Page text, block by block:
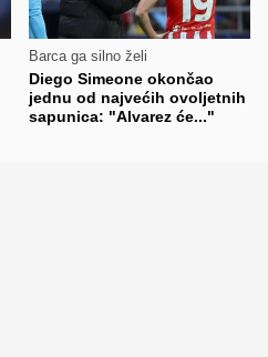
Barca ga silno želi
Diego Simeone okončao
jednu od najvećih ovoljetnih
sapunica: "Alvarez će..."